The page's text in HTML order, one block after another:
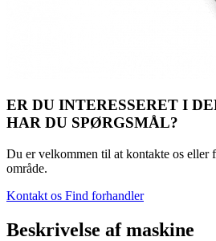
ER DU INTERESSERET I
HAR DU SPØRGSMÅL?
Du er velkommen til at kontakte os eller
område.
Kontakt os Find forhandler
Beskrivelse af maskine